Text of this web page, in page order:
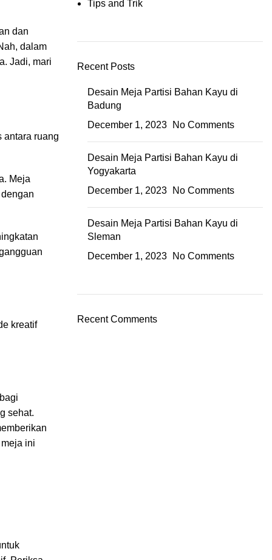
dan
dalam
Jadi, mari
antara ruang
Meja
kreatif
sehat.
ini
Tips and Trik
Recent Posts
Desain Meja Partisi Bahan Kayu di
Badung
December 1, 2023
No Comments
Desain Meja Partisi Bahan Kayu di
Yogyakarta
December 1, 2023
No Comments
Desain Meja Partisi Bahan Kayu di
Sleman
December 1, 2023
No Comments
Recent Comments